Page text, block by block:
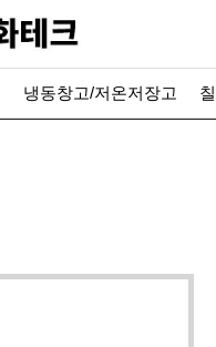
냉동창고/저온저장고